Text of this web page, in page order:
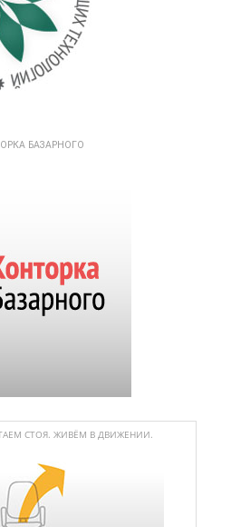
БАЗАРНОГО
СТОЯ. ЖИВЁМ В ДВИЖЕНИИ.